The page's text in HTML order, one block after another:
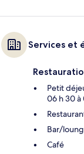
Services et
Petit
06 h 30 à
Bar/
Café